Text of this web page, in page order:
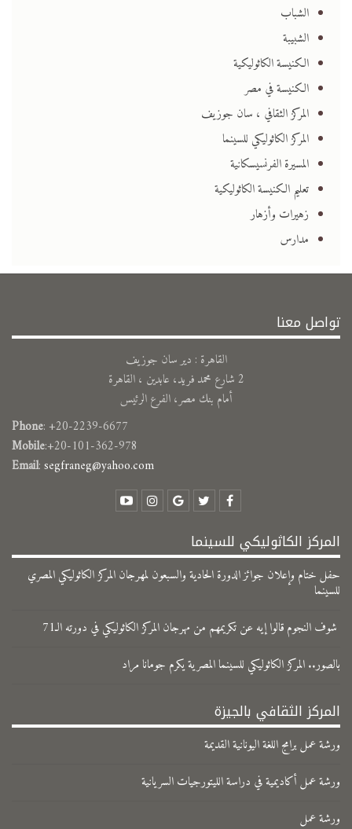
الشباب
الشبيبة
الكنيسة الكاثوليكية
الكنيسة في مصر
المركز الثقافي ، سان جوزيف
المركز الكاثوليكي للسينما
المسيرة الفرنسيسكانية
تعليم الكنيسة الكاثوليكية
زهيرات وأزهار
مدارس
تواصل معنا
القاهرة : دير سان جوزيف
2 شارع محمد فريد، عابدين ، القاهرة
أمام بنك مصر، الفرع الرئيس
Phone: +20-2239-6677
Mobile:+20-101-362-978
Email:segfraneg@yahoo.com
المركز الكاثوليكي للسينما
حفل ختام وإعلان جوائز الدورة الحادية والسبعون لمهرجان المركز الكاثوليكي المصري
للسينما
شوف النجوم قالوا إيه عن تكريمهم من مهرجان المركز الكاثوليكي في دورته الـ71
بالصور.. المركز الكاثوليكي للسينما المصرية يكرم جومانا مراد
المركز الثقافي بالجيزة
ورشة عمل برامج اللغة اليونانية القديمة
ورشة عمل أكاديمية في دراسة الليتورجيات السريانية
ورشة عمل